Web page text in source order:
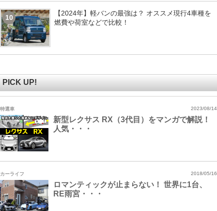
10
【2024年】軽バンの最強は？ オススメ現行4車種を
燃費や荷室などで比較！
PICK UP!
特選車
新型レクサス RX（3代目）をマンガで解説！
人気・・・
2023/08/14
カーライフ
ロマンティックが止まらない！ 世界に1台、
RE雨宮・・・
2018/05/16